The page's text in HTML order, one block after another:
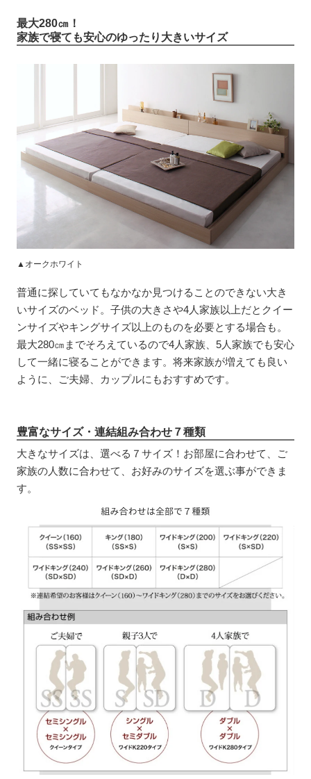
最大280㎝！
家族で寝ても安心のゆったり大きいサイズ
▲オークホワイト
普通に探していてもなかなか見つけることのできない大き
いサイズのベッド。子供の大きさや4人家族以上だとクイー
ンサイズやキングサイズ以上のものを必要とする場合も。
最大280㎝までそろえているので4人家族、5人家族でも安心
して一緒に寝ることができます。将来家族が増えても良い
ように、ご夫婦、カップルにもおすすめです。
豊富なサイズ・連結組み合わせ７種類
大きなサイズは、選べる７サイズ！お部屋に合わせて、ご
家族の人数に合わせて、お好みのサイズを選ぶ事ができま
す。